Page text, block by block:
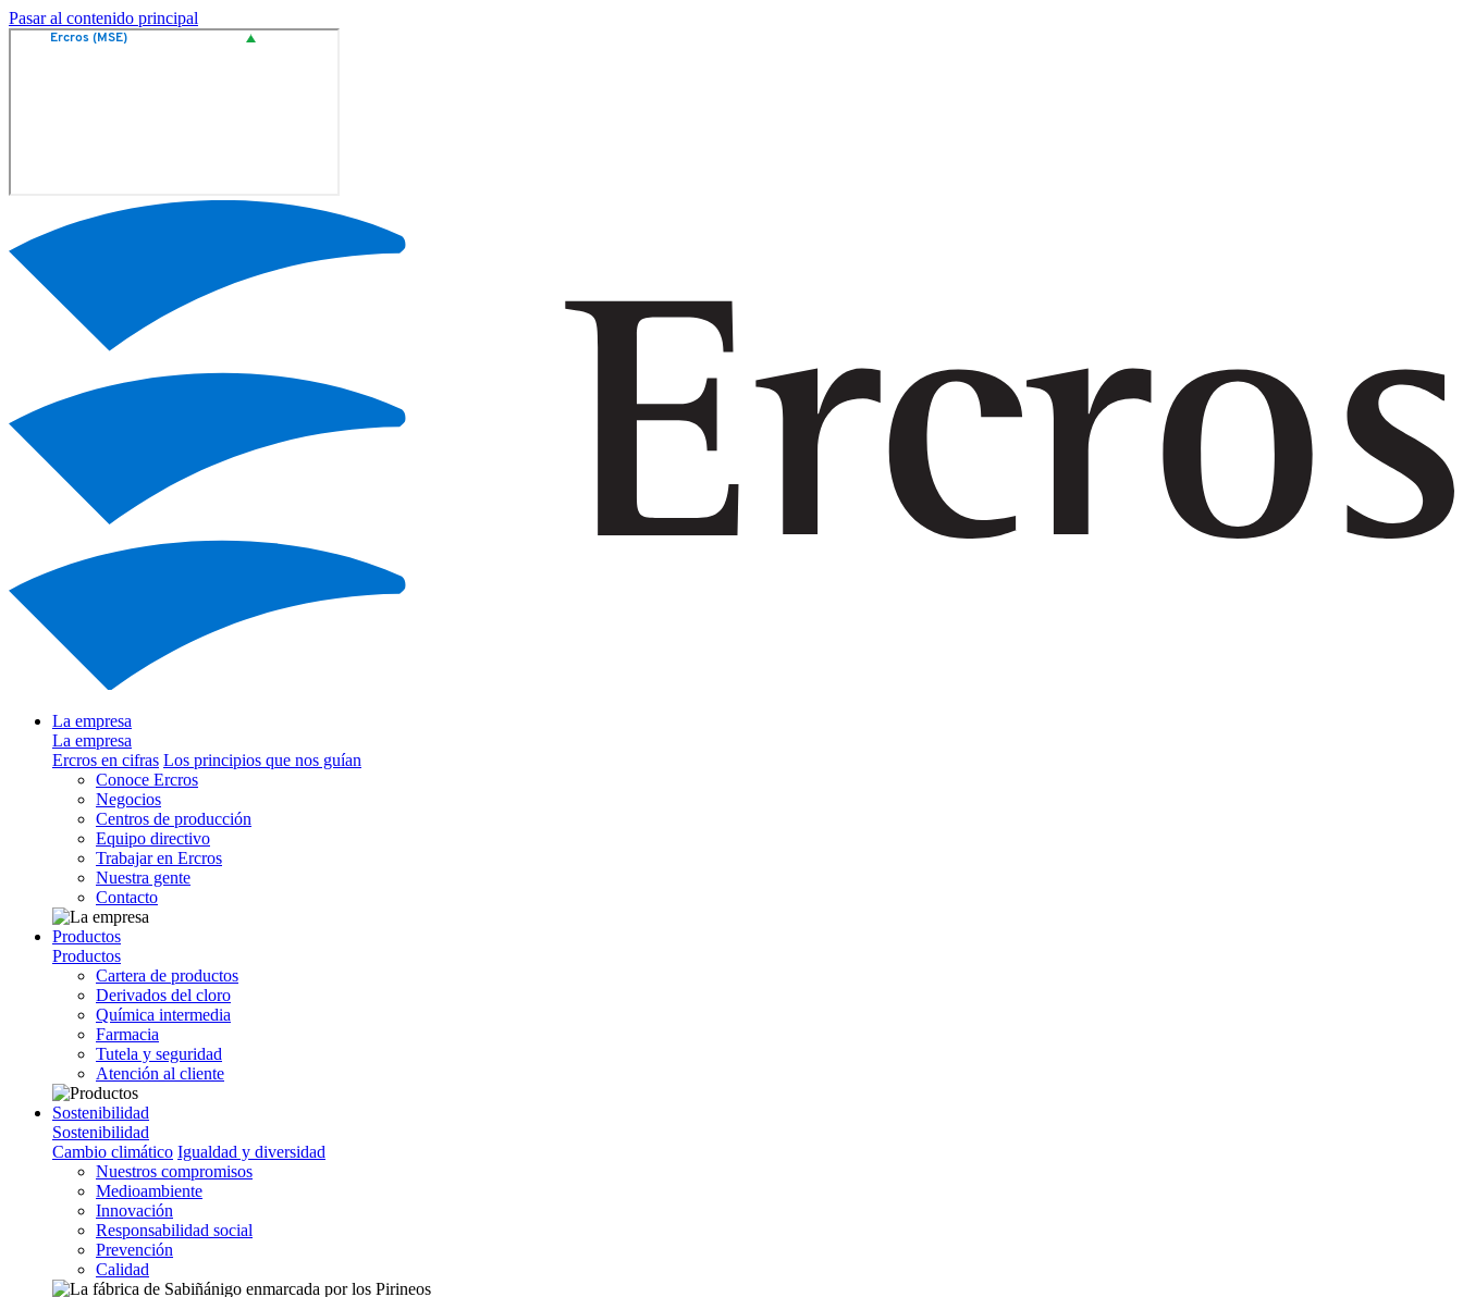
Pasar al contenido principal
La empresa
La empresa
Ercros en cifras Los principios que nos guían
Conoce Ercros
Negocios
Centros de producción
Equipo directivo
Trabajar en Ercros
Nuestra gente
Contacto
Productos
Productos
Cartera de productos
Derivados del cloro
Química intermedia
Farmacia
Tutela y seguridad
Atención al cliente
Sostenibilidad
Sostenibilidad
Cambio climático Igualdad y diversidad
Nuestros compromisos
Medioambiente
Innovación
Responsabilidad social
Prevención
Calidad